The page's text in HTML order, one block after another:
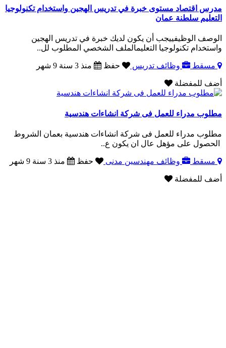
مدرس اقتصاد مستوى خبرة في تدريس الهجين واستخدام تكنولوجيا
التعليم سلطنة عمان
الوصف الوظيفييجب أن يكون لديك خبرة في تدريس الهجين
واستخدام تكنولوجيا التعليمالملف الشخصي المطلوب لل..
مسقط وظائف تدريس حفظ منذ 3 سنة 9 شهر
أضف للمفضلة
مطلوب مدراء للعمل فى شركة انشاءات هندسية
مطلوب مدراء للعمل فى شركة انشاءات هندسية بعمان الشروط
الحصول على مؤهل عال ان يكون ع..
مسقط وظائف مهندسين مدنى حفظ منذ 3 سنة 9 شهر
أضف للمفضلة